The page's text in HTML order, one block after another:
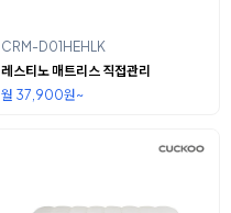
CRM-D01HEHLK
레스티노 매트리스 직접관리
월 37,900원~